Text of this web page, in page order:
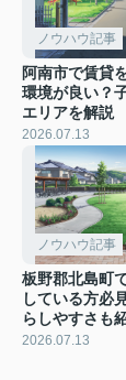
ノウハウ記事
阿南市で賃貸
環境が良い？
エリアを解説
2026.07.13
ノウハウ記事
板野郡北島町
している方必
らしやすさも
2026.07.13